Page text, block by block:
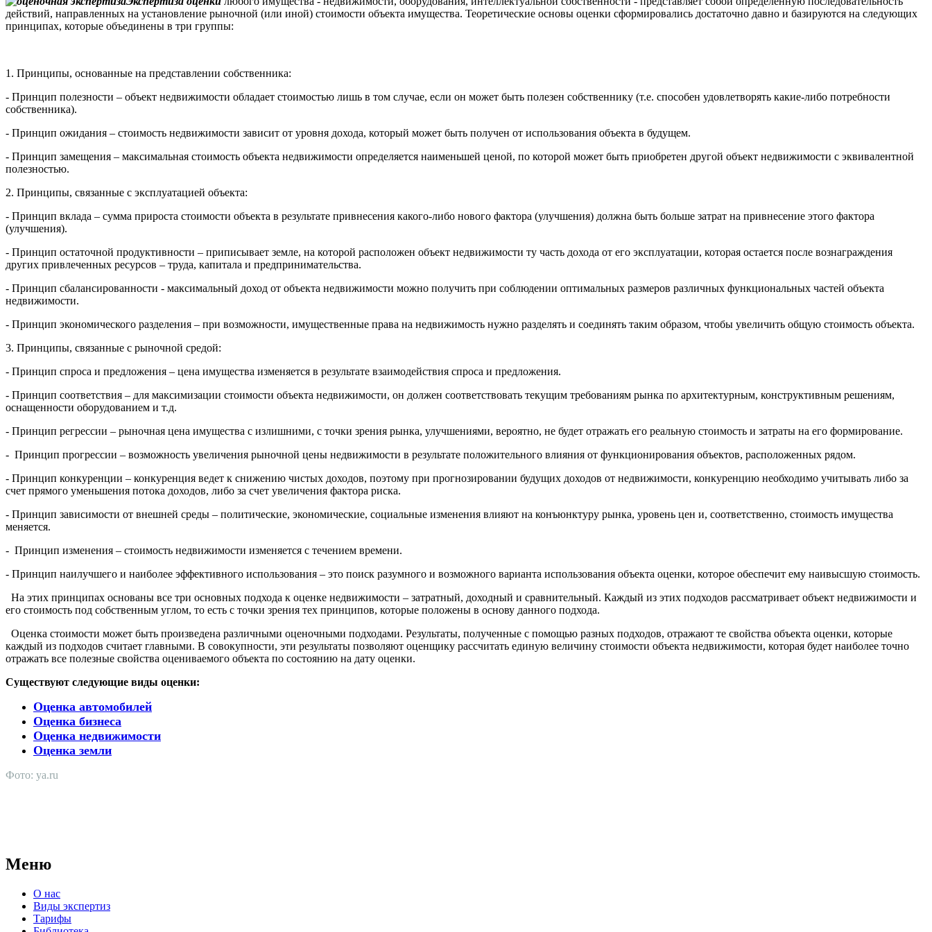
действий, направленных на установление рыночной (или иной) стоимости объекта имущества. Теоретические основы оценки сформировались достаточно давно и базируются на следующих
принципах, которые объединены в три группы:
1. Принципы, основанные на представлении собственника:
- Принцип полезности – объект недвижимости обладает стоимостью лишь в том случае, если он может быть полезен собственнику (т.е. способен удовлетворять какие-либо потребности
собственника).
- Принцип ожидания – стоимость недвижимости зависит от уровня дохода, который может быть получен от использования объекта в будущем.
- Принцип замещения – максимальная стоимость объекта недвижимости определяется наименьшей ценой, по которой может быть приобретен другой объект недвижимости с эквивалентной
полезностью.
2. Принципы, связанные с эксплуатацией объекта:
- Принцип вклада – сумма прироста стоимости объекта в результате привнесения какого-либо нового фактора (улучшения) должна быть больше затрат на привнесение этого фактора
(улучшения).
- Принцип остаточной продуктивности – приписывает земле, на которой расположен объект недвижимости ту часть дохода от его эксплуатации, которая остается после вознаграждения
других привлеченных ресурсов – труда, капитала и предпринимательства.
- Принцип сбалансированности - максимальный доход от объекта недвижимости можно получить при соблюдении оптимальных размеров различных функциональных частей объекта
недвижимости.
- Принцип экономического разделения – при возможности, имущественные права на недвижимость нужно разделять и соединять таким образом, чтобы увеличить общую стоимость объекта.
3. Принципы, связанные с рыночной средой:
- Принцип спроса и предложения – цена имущества изменяется в результате взаимодействия спроса и предложения.
- Принцип соответствия – для максимизации стоимости объекта недвижимости, он должен соответствовать текущим требованиям рынка по архитектурным, конструктивным решениям,
оснащенности оборудованием и т.д.
- Принцип регрессии – рыночная цена имущества с излишними, с точки зрения рынка, улучшениями, вероятно, не будет отражать его реальную стоимость и затраты на его формирование.
- Принцип прогрессии – возможность увеличения рыночной цены недвижимости в результате положительного влияния от функционирования объектов, расположенных рядом.
- Принцип конкуренции – конкуренция ведет к снижению чистых доходов, поэтому при прогнозировании будущих доходов от недвижимости, конкуренцию необходимо учитывать либо за
счет прямого уменьшения потока доходов, либо за счет увеличения фактора риска.
- Принцип зависимости от внешней среды – политические, экономические, социальные изменения влияют на конъюнктуру рынка, уровень цен и, соответственно, стоимость имущества
меняется.
- Принцип изменения – стоимость недвижимости изменяется с течением времени.
- Принцип наилучшего и наиболее эффективного использования – это поиск разумного и возможного варианта использования объекта оценки, которое обеспечит ему наивысшую стоимость.
На этих принципах основаны все три основных подхода к оценке недвижимости – затратный, доходный и сравнительный. Каждый из этих подходов рассматривает объект недвижимости и
его стоимость под собственным углом, то есть с точки зрения тех принципов, которые положены в основу данного подхода.
Оценка стоимости может быть произведена различными оценочными подходами. Результаты, полученные с помощью разных подходов, отражают те свойства объекта оценки, которые
каждый из подходов считает главными. В совокупности, эти результаты позволяют оценщику рассчитать единую величину стоимости объекта недвижимости, которая будет наиболее точно
отражать все полезные свойства оцениваемого объекта по состоянию на дату оценки.
Существуют следующие виды оценки:
Оценка автомобилей
Оценка бизнеса
Оценка недвижимости
Оценка земли
Фото: ya.ru
Меню
О нас
Виды экспертиз
Тарифы